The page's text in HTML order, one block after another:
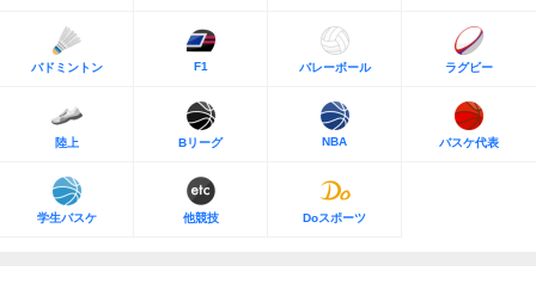
バドミントン F1 バレーボール ラグビー
陸上 Bリーグ NBA バスケ代表
学生バスケ 他競技 Doスポーツ